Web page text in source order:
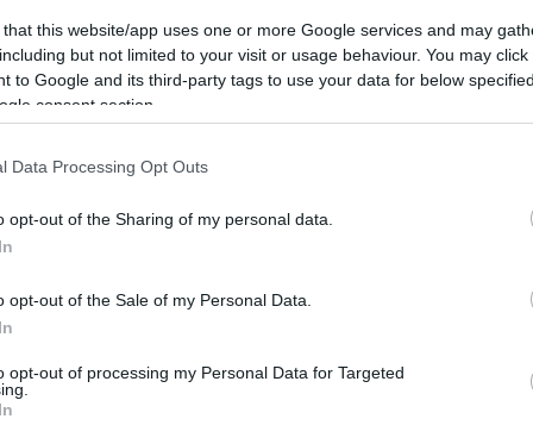
that this website/app uses one or more Google services and may
but not limited to your visit or usage behaviour. You may
to Google and its third-party tags to use your data for below
consent section.
Data Processing Opt Outs
opt-out of the Sharing of my personal data.
opt-out of the Sale of my Personal Data.
opt-out of processing my Personal Data for Targeted
13demölisher87ashen gaze bulint
komment